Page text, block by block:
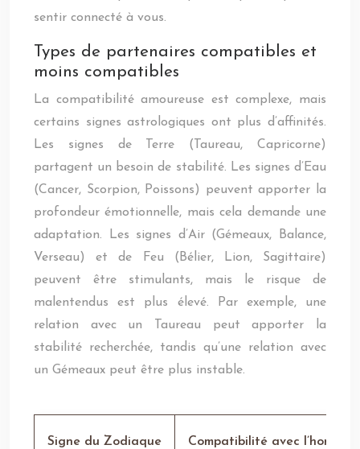
sentir connecté à vous.
Types de partenaires compatibles et
moins compatibles
La compatibilité amoureuse est complexe, mais
certains signes astrologiques ont plus d’affinités.
Les signes de Terre (Taureau, Capricorne)
partagent un besoin de stabilité. Les signes d’Eau
(Cancer, Scorpion, Poissons) peuvent apporter la
profondeur émotionnelle, mais cela demande une
adaptation. Les signes d’Air (Gémeaux, Balance,
Verseau) et de Feu (Bélier, Lion, Sagittaire)
peuvent être stimulants, mais le risque de
malentendus est plus élevé. Par exemple, une
relation avec un Taureau peut apporter la
stabilité recherchée, tandis qu’une relation avec
un Gémeaux peut être plus instable.
Signe du Zodiaque Compatibilité avec l’homme